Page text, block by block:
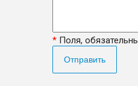
* Поля,
Отправить